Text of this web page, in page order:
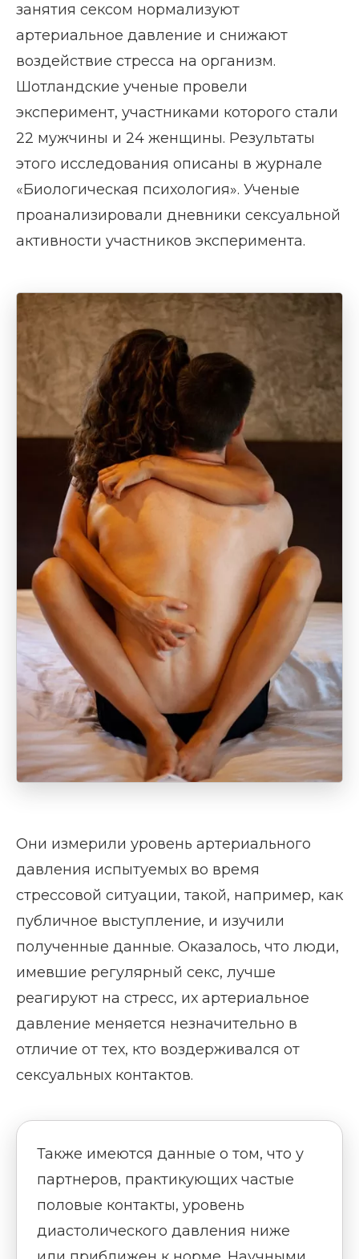
занятия сексом нормализуют
артериальное давление и снижают
воздействие стресса на организм.
Шотландские ученые провели
эксперимент, участниками которого стали
22 мужчины и 24 женщины. Результаты
этого исследования описаны в журнале
«Биологическая психология». Ученые
проанализировали дневники сексуальной
активности участников эксперимента.
Они измерили уровень артериального
давления испытуемых во время
стрессовой ситуации, такой, например, как
публичное выступление, и изучили
полученные данные. Оказалось, что люди,
имевшие регулярный секс, лучше
реагируют на стресс, их артериальное
давление меняется незначительно в
отличие от тех, кто воздерживался от
сексуальных контактов.
Также имеются данные о том, что у
партнеров, практикующих частые
половые контакты, уровень
диастолического давления ниже